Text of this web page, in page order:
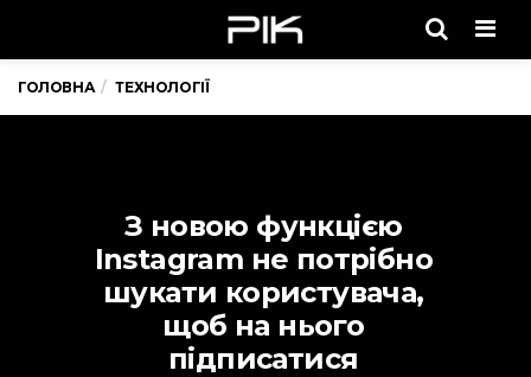
ГОЛОВНА ТЕХНОЛОГІЇ
З новою функцією
Instagram не потрібно
шукати користувача,
щоб на нього
підписатися